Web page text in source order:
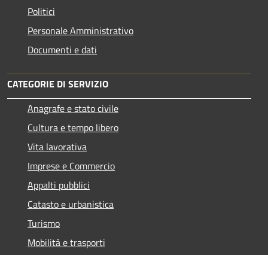
Politici
Personale Amministrativo
Documenti e dati
CATEGORIE DI SERVIZIO
Anagrafe e stato civile
Cultura e tempo libero
Vita lavorativa
Imprese e Commercio
Appalti pubblici
Catasto e urbanistica
Turismo
Mobilità e trasporti